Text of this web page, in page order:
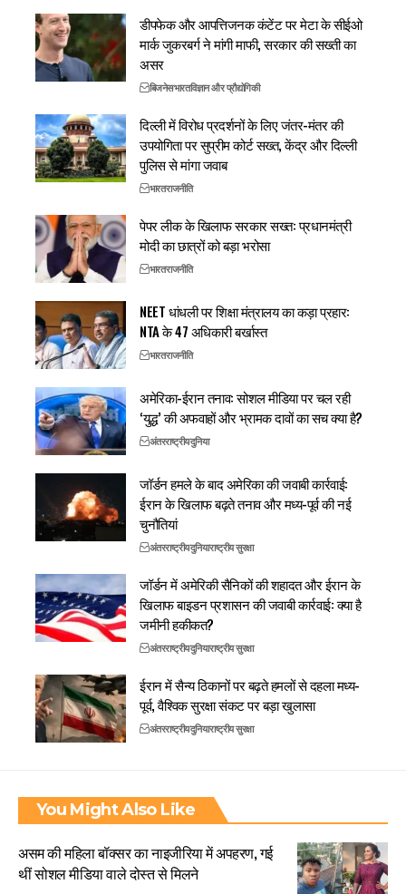
डीपफेक और आपत्तिजनक कंटेंट पर मेटा के सीईओ
मार्क जुकरबर्ग ने मांगी माफी, सरकार की सख्ती का
असर
बिजनेसभारतविज्ञान और प्रौद्योगिकी
दिल्ली में विरोध प्रदर्शनों के लिए जंतर-मंतर की
उपयोगिता पर सुप्रीम कोर्ट सख्त, केंद्र और दिल्ली
पुलिस से मांगा जवाब
भारतराजनीति
पेपर लीक के खिलाफ सरकार सख्त: प्रधानमंत्री
मोदी का छात्रों को बड़ा भरोसा
भारतराजनीति
NEET धांधली पर शिक्षा मंत्रालय का कड़ा प्रहार:
NTA के 47 अधिकारी बर्खास्त
भारतराजनीति
अमेरिका-ईरान तनाव: सोशल मीडिया पर चल रही
‘युद्ध’ की अफवाहों और भ्रामक दावों का सच क्या है?
अंतरराष्ट्रीयदुनिया
जॉर्डन हमले के बाद अमेरिका की जवाबी कार्रवाई:
ईरान के खिलाफ बढ़ते तनाव और मध्य-पूर्व की नई
चुनौतियां
अंतरराष्ट्रीयदुनियाराष्ट्रीय सुरक्षा
जॉर्डन में अमेरिकी सैनिकों की शहादत और ईरान के
खिलाफ बाइडन प्रशासन की जवाबी कार्रवाई: क्या है
जमीनी हकीकत?
अंतरराष्ट्रीयदुनियाराष्ट्रीय सुरक्षा
ईरान में सैन्य ठिकानों पर बढ़ते हमलों से दहला मध्य-
पूर्व, वैश्विक सुरक्षा संकट पर बड़ा खुलासा
अंतरराष्ट्रीयदुनियाराष्ट्रीय सुरक्षा
You Might Also Like
असम की महिला बॉक्सर का नाइजीरिया में अपहरण, गई
थीं सोशल मीडिया वाले दोस्त से मिलने